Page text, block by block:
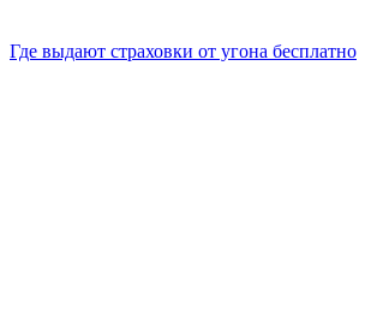
Где выдают страховки от угона бесплатно